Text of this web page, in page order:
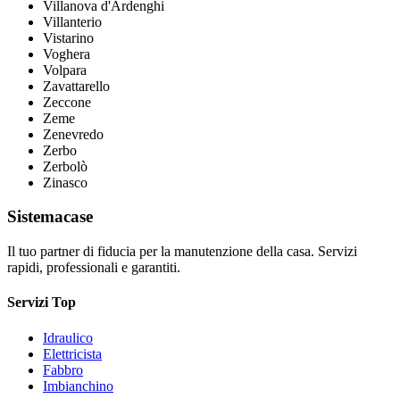
Villanova d'Ardenghi
Villanterio
Vistarino
Voghera
Volpara
Zavattarello
Zeccone
Zeme
Zenevredo
Zerbo
Zerbolò
Zinasco
Sistemacase
Il tuo partner di fiducia per la manutenzione della casa. Servizi
rapidi, professionali e garantiti.
Servizi Top
Idraulico
Elettricista
Fabbro
Imbianchino